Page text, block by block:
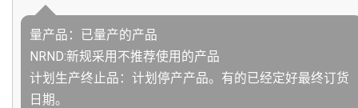
量产品：已量产的产品
NRND:新规采用不推荐使用的产品
计划生产终止品：计划停产产品。有的已经定好最终订货
日期。